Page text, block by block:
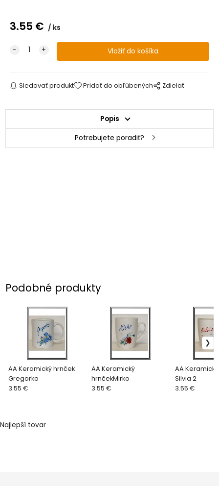
3.55 € ks
Sledovať produkt Pridať do obľúbených Zdielať
Popis
Potrebujete poradiť?
Podobné produkty
AA Keramický hrnček
Gregorko
3.55 €
AA Keramický
hrnčekMirko
3.55 €
AA
Silvia 2
3.55 €
Najlepší tovar